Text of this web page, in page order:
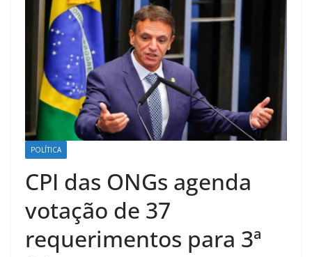
POLÍTICA
CPI das ONGs agenda
votação de 37
requerimentos para 3ª